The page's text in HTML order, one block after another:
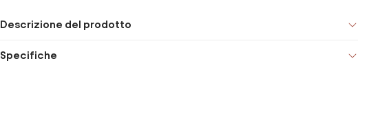
Descrizione del prodotto
Specifiche